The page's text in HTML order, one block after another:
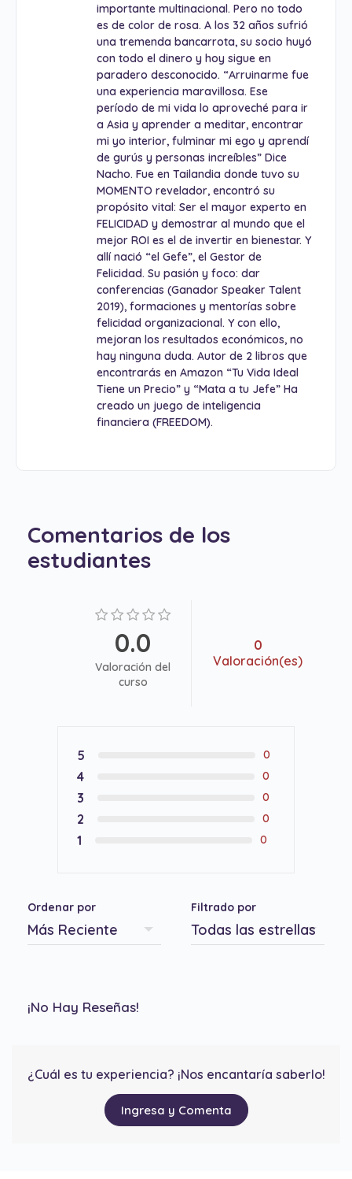
importante multinacional. Pero no todo
es de color de rosa. A los 32 años sufrió
una tremenda bancarrota, su socio huyó
con todo el dinero y hoy sigue en
paradero desconocido. “Arruinarme fue
una experiencia maravillosa. Ese
período de mi vida lo aproveché para ir
a Asia y aprender a meditar, encontrar
mi yo interior, fulminar mi ego y aprendí
de gurús y personas increíbles” Dice
Nacho. Fue en Tailandia donde tuvo su
MOMENTO revelador, encontró su
propósito vital: Ser el mayor experto en
FELICIDAD y demostrar al mundo que el
mejor ROI es el de invertir en bienestar. Y
allí nació “el Gefe”, el Gestor de
Felicidad. Su pasión y foco: dar
conferencias (Ganador Speaker Talent
2019), formaciones y mentorías sobre
felicidad organizacional. Y con ello,
mejoran los resultados económicos, no
hay ninguna duda. Autor de 2 libros que
encontrarás en Amazon “Tu Vida Ideal
Tiene un Precio” y “Mata a tu Jefe” Ha
creado un juego de inteligencia
financiera (FREEDOM).
Comentarios de los
estudiantes
0.0
Valoración del
curso
0
Valoración(es)
5 0
4 0
3 0
2 0
1 0
Ordenar por Filtrado por
¡No Hay Reseñas!
¿Cuál es tu experiencia? ¡Nos encantaría saberlo!
Ingresa y Comenta